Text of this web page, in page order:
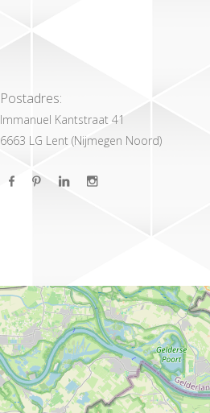
Postadres:
Immanuel Kantstraat 41
6663 LG Lent (Nijmegen Noord)